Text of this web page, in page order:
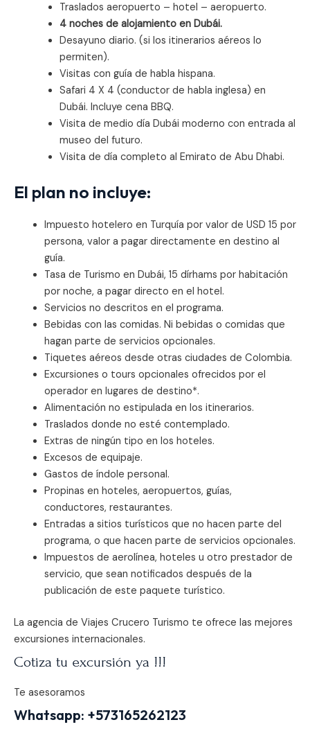
Traslados aeropuerto – hotel – aeropuerto.
4 noches de alojamiento en Dubái.
Desayuno diario. (si los itinerarios aéreos lo
permiten).
Visitas con guía de habla hispana.
Safari 4 X 4 (conductor de habla inglesa) en
Dubái. Incluye cena BBQ.
Visita de medio día Dubái moderno con entrada al
museo del futuro.
Visita de día completo al Emirato de Abu Dhabi.
El plan no incluye:
Impuesto hotelero en Turquía por valor de USD 15 por
persona, valor a pagar directamente en destino al
guía.
Tasa de Turismo en Dubái, 15 dírhams por habitación
por noche, a pagar directo en el hotel.
Servicios no descritos en el programa.
Bebidas con las comidas. Ni bebidas o comidas que
hagan parte de servicios opcionales.
Tiquetes aéreos desde otras ciudades de Colombia.
Excursiones o tours opcionales ofrecidos por el
operador en lugares de destino*.
Alimentación no estipulada en los itinerarios.
Traslados donde no esté contemplado.
Extras de ningún tipo en los hoteles.
Excesos de equipaje.
Gastos de índole personal.
Propinas en hoteles, aeropuertos, guías,
conductores, restaurantes.
Entradas a sitios turísticos que no hacen parte del
programa, o que hacen parte de servicios opcionales.
Impuestos de aerolínea, hoteles u otro prestador de
servicio, que sean notificados después de la
publicación de este paquete turístico.
La agencia de Viajes Crucero Turismo te ofrece las mejores
excursiones internacionales.
Cotiza tu excursión ya !!!
Te asesoramos
Whatsapp: +573165262123